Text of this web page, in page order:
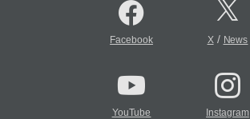
Facebook X/ News
YouTube Instagram